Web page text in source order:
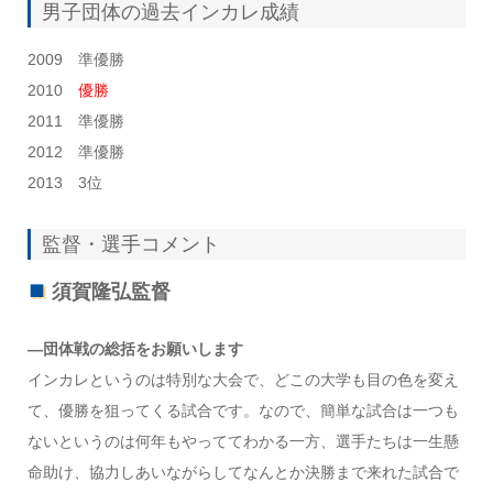
男子団体の過去インカレ成績
2009 準優勝
2010 優勝
2011 準優勝
2012 準優勝
2013 3位
監督・選手コメント
須賀隆弘監督
―団体戦の総括をお願いします
インカレというのは特別な大会で、どこの大学も目の色を変え
て、優勝を狙ってくる試合です。なので、簡単な試合は一つも
ないというのは何年もやっててわかる一方、選手たちは一生懸
命助け、協力しあいながらしてなんとか決勝まで来れた試合で